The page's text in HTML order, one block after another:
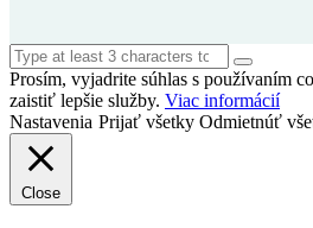
Prosím, vyjadrite súhlas s používaním
zaistiť lepšie služby. Viac informácií
Nastavenia Prijať všetky Odmietnúť
Close